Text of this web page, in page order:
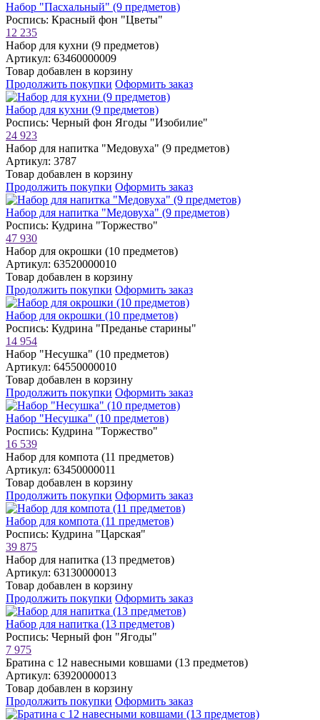
Набор "Пасхальный" (9 предметов)
Роспись: Красный фон "Цветы"
12 235
Набор для кухни (9 предметов)
Артикул: 63460000009
Товар добавлен в корзину
Продолжить покупки Оформить заказ
Набор для кухни (9 предметов)
Роспись: Черный фон Ягоды "Изобилие"
24 923
Набор для напитка "Медовуха" (9 предметов)
Артикул: 3787
Товар добавлен в корзину
Продолжить покупки Оформить заказ
Набор для напитка "Медовуха" (9 предметов)
Роспись: Кудрина "Торжество"
47 930
Набор для окрошки (10 предметов)
Артикул: 63520000010
Товар добавлен в корзину
Продолжить покупки Оформить заказ
Набор для окрошки (10 предметов)
Роспись: Кудрина "Преданье старины"
14 954
Набор "Несушка" (10 предметов)
Артикул: 64550000010
Товар добавлен в корзину
Продолжить покупки Оформить заказ
Набор "Несушка" (10 предметов)
Роспись: Кудрина "Торжество"
16 539
Набор для компота (11 предметов)
Артикул: 63450000011
Товар добавлен в корзину
Продолжить покупки Оформить заказ
Набор для компота (11 предметов)
Роспись: Кудрина "Царская"
39 875
Набор для напитка (13 предметов)
Артикул: 63130000013
Товар добавлен в корзину
Продолжить покупки Оформить заказ
Набор для напитка (13 предметов)
Роспись: Черный фон "Ягоды"
7 975
Братина с 12 навесными ковшами (13 предметов)
Артикул: 63920000013
Товар добавлен в корзину
Продолжить покупки Оформить заказ